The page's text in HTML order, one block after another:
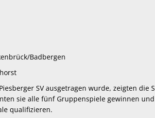
Badbergen
SV ausgetragen wurde, zeigten die
sie alle fünf Gruppenspiele gewinnen
qualifizieren.